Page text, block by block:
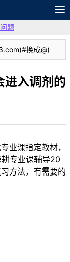
论坛
题
换成@)
入调剂的
业课指定教材，
专业课辅导20
方法，有需要的